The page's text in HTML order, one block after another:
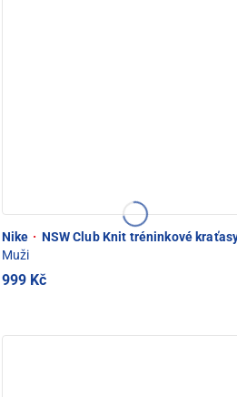
Nike · NSW Club Knit tréninkové
Muži
999 Kč